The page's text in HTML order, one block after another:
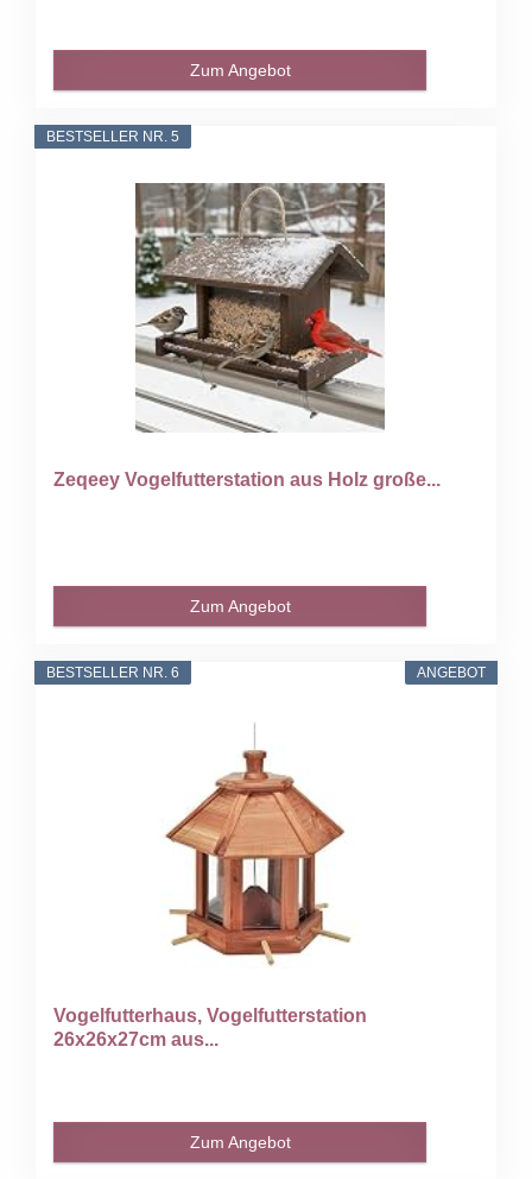
Zum Angebot
BESTSELLER NR. 5
Zeqeey Vogelfutterstation aus Holz große...
Zum Angebot
ANGEBOT
BESTSELLER NR. 6
Vogelfutterhaus, Vogelfutterstation
26x26x27cm aus...
Zum Angebot